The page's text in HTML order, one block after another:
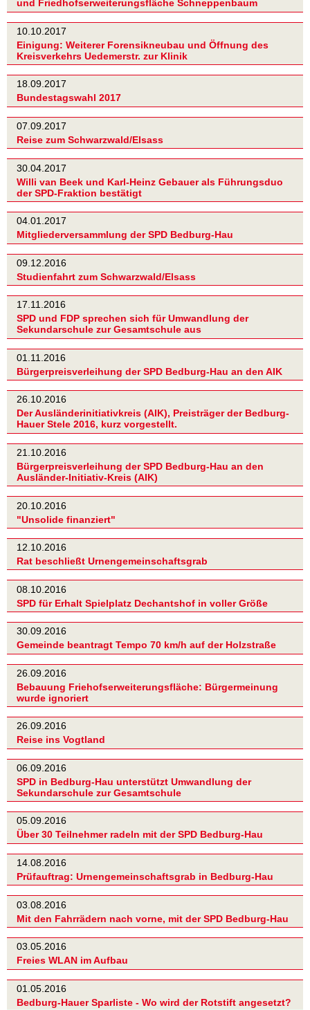
und Friedhofserweiterungsfläche Schneppenbaum
10.10.2017
Einigung: Weiterer Forensikneubau und Öffnung des
Kreisverkehrs Uedemerstr. zur Klinik
18.09.2017
Bundestagswahl 2017
07.09.2017
Reise zum Schwarzwald/Elsass
30.04.2017
Willi van Beek und Karl-Heinz Gebauer als Führungsduo
der SPD-Fraktion bestätigt
04.01.2017
Mitgliederversammlung der SPD Bedburg-Hau
09.12.2016
Studienfahrt zum Schwarzwald/Elsass
17.11.2016
SPD und FDP sprechen sich für Umwandlung der
Sekundarschule zur Gesamtschule aus
01.11.2016
Bürgerpreisverleihung der SPD Bedburg-Hau an den AIK
26.10.2016
Der Ausländerinitiativkreis (AIK), Preisträger der Bedburg-
Hauer Stele 2016, kurz vorgestellt.
21.10.2016
Bürgerpreisverleihung der SPD Bedburg-Hau an den
Ausländer-Initiativ-Kreis (AIK)
20.10.2016
"Unsolide finanziert"
12.10.2016
Rat beschließt Urnengemeinschaftsgrab
08.10.2016
SPD für Erhalt Spielplatz Dechantshof in voller Größe
30.09.2016
Gemeinde beantragt Tempo 70 km/h auf der Holzstraße
26.09.2016
Bebauung Friehofserweiterungsfläche: Bürgermeinung
wurde ignoriert
26.09.2016
Reise ins Vogtland
06.09.2016
SPD in Bedburg-Hau unterstützt Umwandlung der
Sekundarschule zur Gesamtschule
05.09.2016
Über 30 Teilnehmer radeln mit der SPD Bedburg-Hau
14.08.2016
Prüfauftrag: Urnengemeinschaftsgrab in Bedburg-Hau
03.08.2016
Mit den Fahrrädern nach vorne, mit der SPD Bedburg-Hau
03.05.2016
Freies WLAN im Aufbau
01.05.2016
Bedburg-Hauer Sparliste - Wo wird der Rotstift angesetzt?